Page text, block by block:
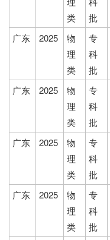
类
批
广东 2025
物
理
类
专
科
批
广东 2025
物
理
类
专
科
批
广东 2025
物
理
类
专
科
批
广东 2025
物
理
类
专
科
批